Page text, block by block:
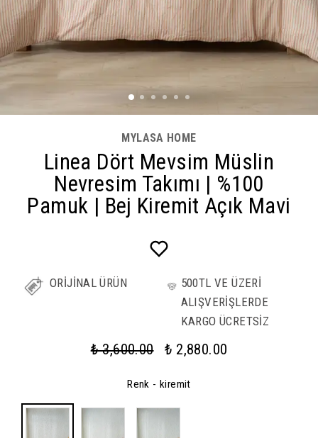
MYLASA HOME
Linea Dört Mevsim Müslin
Nevresim Takımı | %100
Pamuk | Bej Kiremit Açık Mavi
ORİJİNAL ÜRÜN
500TL VE ÜZERİ
ALIŞVERİŞLERDE
KARGO ÜCRETSİZ
₺ 3,600.00 ₺ 2,880.00
Renk - kiremit